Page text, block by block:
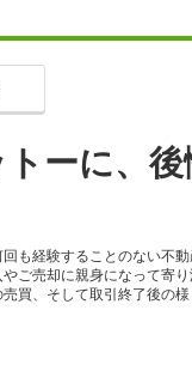
トーに、
回も経験することのない不
やご売却に親身になって寄
売買、そして取引終了後の